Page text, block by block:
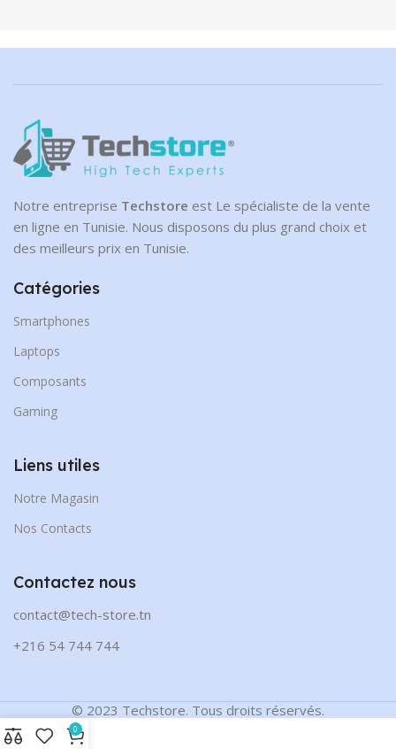
Notre entreprise Techstore est Le spécialiste de la vente
en ligne en Tunisie. Nous disposons du plus grand choix et
des meilleurs prix en Tunisie.
Catégories
Smartphones
Laptops
Composants
Gaming
Liens utiles
Notre Magasin
Nos Contacts
Contactez nous
contact@tech-store.tn
+216 54 744 744
© 2023 Techstore. Tous droits réservés.
0